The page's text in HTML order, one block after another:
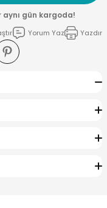
aynı gün kargoda!
Yorum Yaz Yazdır